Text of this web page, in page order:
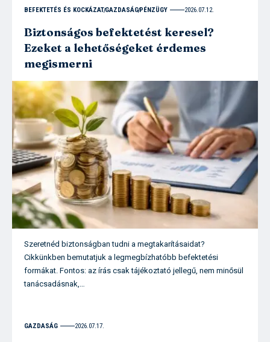
BEFEKTETÉS ÉS KOCKÁZATGAZDASÁGPÉNZÜGY 2026.07.12.
Biztonságos befektetést keresel?
Ezeket a lehetőségeket érdemes
megismerni
Szeretnéd biztonságban tudni a megtakarításaidat?
Cikkünkben bemutatjuk a legmegbízhatóbb befektetési
formákat. Fontos: az írás csak tájékoztató jellegű, nem minősül
tanácsadásnak,…
GAZDASÁG 2026.07.17.